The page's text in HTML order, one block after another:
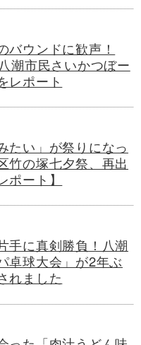
バウンドに歓声！
潮市民さいかつぼー
レポート
たい」が祭りになっ
竹の塚七夕祭、再出
ポート】
手に真剣勝負！八潮
卓球大会」が2年ぶ
れました